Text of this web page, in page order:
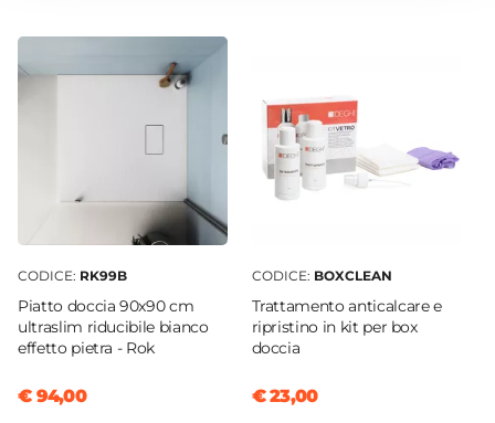
CODICE: RK99B
Piatto doccia 90x90 cm
ultraslim riducibile bianco
effetto pietra - Rok
€ 94,00
CODICE: BOXCLEAN
Trattamento anticalcare e
ripristino in kit per box
doccia
€ 23,00